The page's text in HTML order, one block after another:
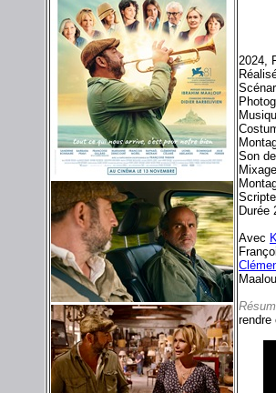
2024,
Son
Durée
Avec
rendre